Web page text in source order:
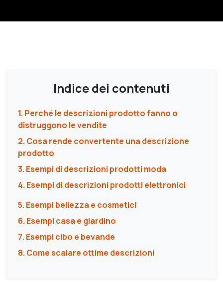
Indice dei contenuti
1. Perché le descrizioni prodotto fanno o
distruggono le vendite
2. Cosa rende convertente una descrizione
prodotto
3. Esempi di descrizioni prodotti moda
4. Esempi di descrizioni prodotti elettronici
5. Esempi bellezza e cosmetici
6. Esempi casa e giardino
7. Esempi cibo e bevande
8. Come scalare ottime descrizioni